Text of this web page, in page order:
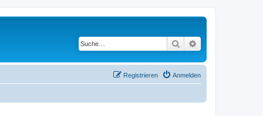
Suche
Anmelden
Registrieren